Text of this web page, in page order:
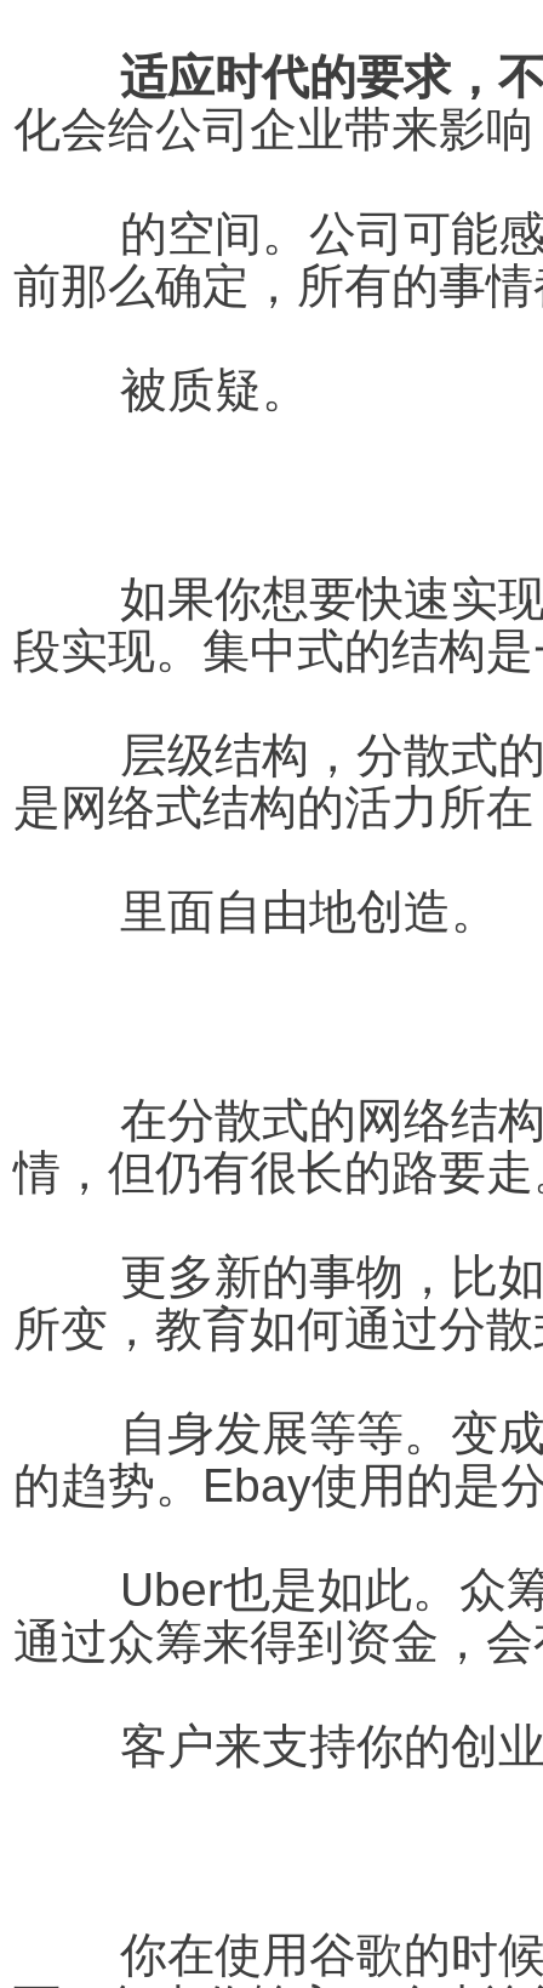
适应时代的要求，
化会给公司企业带来影
前那么确定，所有的事
	被质疑。
如果你想要快速实
段实现。集中式的结构
是网络式结构的活力所
	里面自由地创造。
在分散式的网络结
情，但仍有很长的路要
所变，教育如何通过分
的趋势。Ebay使用的是
通过众筹来得到资金，
客户来支持你的创
你在使用谷歌的时